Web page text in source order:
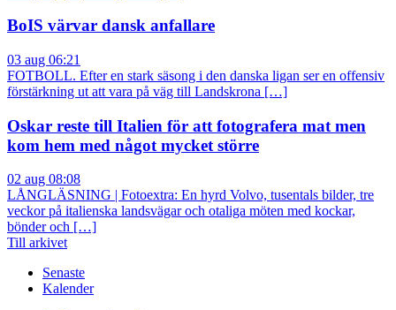
BoIS värvar dansk anfallare
03 aug 06:21
FOTBOLL. Efter en stark säsong i den danska ligan ser en offensiv
förstärkning ut att vara på väg till Landskrona […]
Oskar reste till Italien för att fotografera mat men
kom hem med något mycket större
02 aug 08:08
LÅNGLÄSNING | Fotoextra: En hyrd Volvo, tusentals bilder, tre
veckor på italienska landsvägar och otaliga möten med kockar,
bönder och […]
Till arkivet
Senaste
Kalender